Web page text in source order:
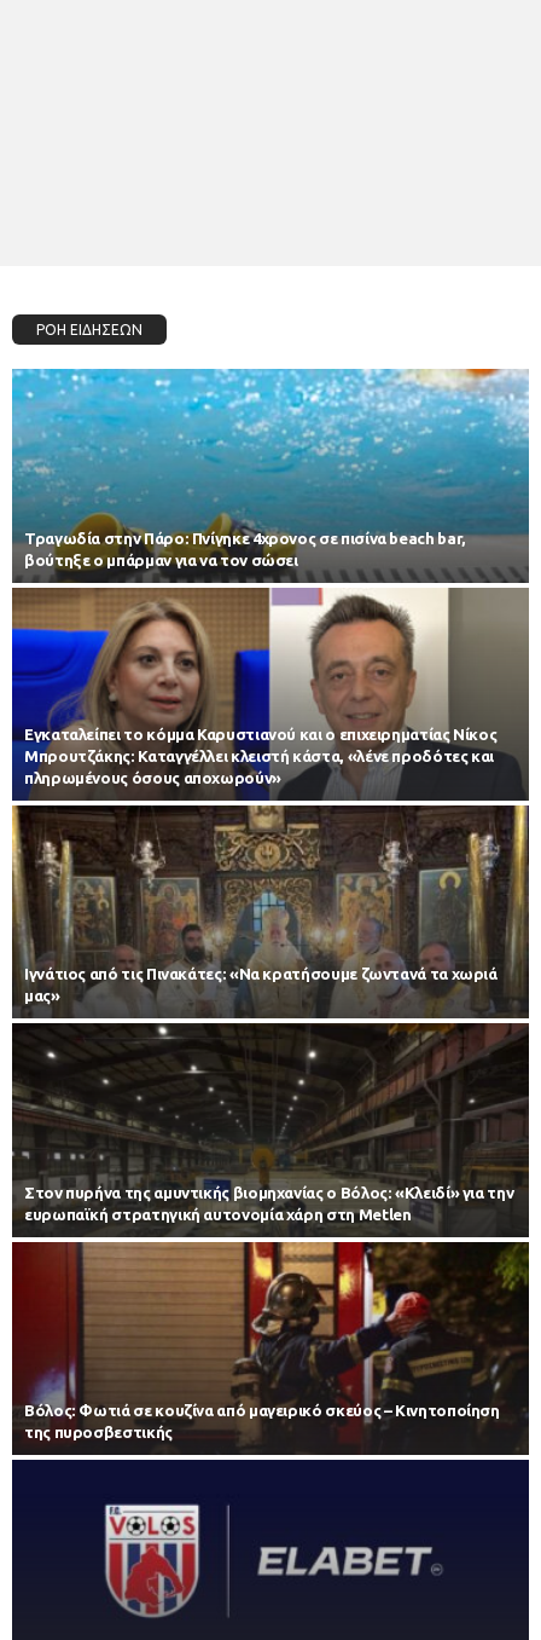
ΡΟΗ ΕΙΔΗΣΕΩΝ
Τραγωδία στην Πάρο: Πνίγηκε 4χρονος σε πισίνα beach bar,
βούτηξε ο μπάρμαν για να τον σώσει
Εγκαταλείπει το κόμμα Καρυστιανού και ο επιχειρηματίας Νίκος
Μπρουτζάκης: Καταγγέλλει κλειστή κάστα, «λένε προδότες και
πληρωμένους όσους αποχωρούν»
Ιγνάτιος από τις Πινακάτες: «Να κρατήσουμε ζωντανά τα χωριά
μας»
Στον πυρήνα της αμυντικής βιομηχανίας ο Βόλος: «Κλειδί» για την
ευρωπαϊκή στρατηγική αυτονομία χάρη στη Metlen
Βόλος: Φωτιά σε κουζίνα από μαγειρικό σκεύος – Κινητοποίηση
της πυροσβεστικής